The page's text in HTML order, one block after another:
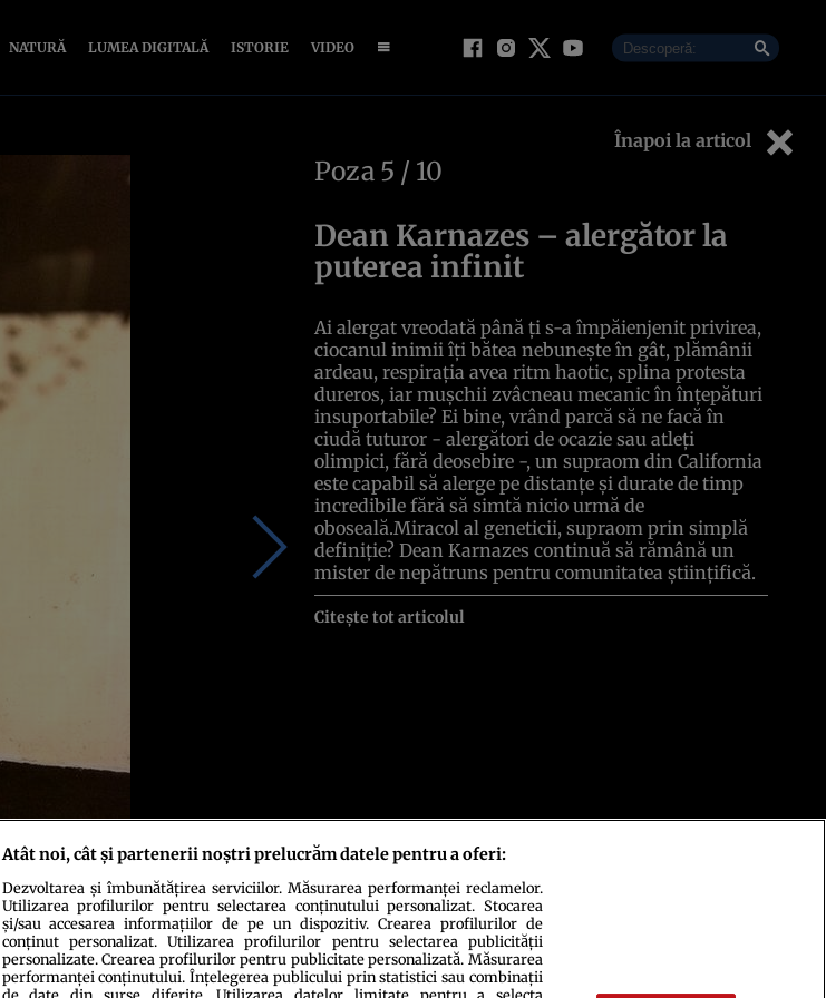
NATURĂ LUMEA DIGITALĂ ISTORIE VIDEO
Înapoi la articol
Poza 5 / 10
Dean Karnazes – alergător la
puterea infinit
Ai alergat vreodată până ţi s-a împăienjenit privirea,
ciocanul inimii îţi bătea nebuneşte în gât, plămânii
ardeau, respiraţia avea ritm haotic, splina protesta
dureros, iar muşchii zvâcneau mecanic în înţepături
insuportabile? Ei bine, vrând parcă să ne facă în
ciudă tuturor - alergători de ocazie sau atleţi
olimpici, fără deosebire -, un supraom din California
este capabil să alerge pe distanţe şi durate de timp
incredibile fără să simtă nicio urmă de
oboseală.Miracol al geneticii, supraom prin simplă
definiţie? Dean Karnazes continuă să rămână un
mister de nepătruns pentru comunitatea ştiinţifică.
Citește tot articolul
Atât noi, cât și partenerii noștri prelucrăm datele pentru a oferi:
Dezvoltarea și îmbunătățirea serviciilor. Măsurarea performanței reclamelor.
Utilizarea profilurilor pentru selectarea conținutului personalizat. Stocarea
și/sau accesarea informațiilor de pe un dispozitiv. Crearea profilurilor de
conținut personalizat. Utilizarea profilurilor pentru selectarea publicității
personalizate. Crearea profilurilor pentru publicitate personalizată. Măsurarea
performanței conținutului. Înțelegerea publicului prin statistici sau combinații
de date din surse diferite. Utilizarea datelor limitate pentru a selecta